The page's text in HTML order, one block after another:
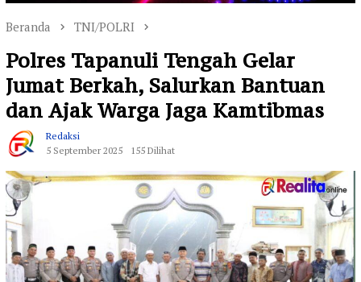
Beranda TNI/POLRI
Polres Tapanuli Tengah Gelar
Jumat Berkah, Salurkan Bantuan
dan Ajak Warga Jaga Kamtibmas
Redaksi
5 September 2025
155 Dilihat